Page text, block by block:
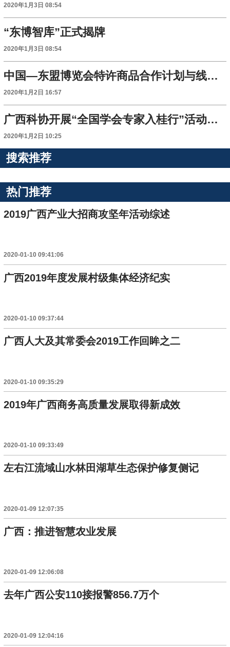
2020年1月3日 08:54
“东博智库”正式揭牌
2020年1月3日 08:54
中国—东盟博览会特许商品合作计划与线上官方店启动运营
2020年1月2日 16:57
广西科协开展“全国学会专家入桂行”活动综述
2020年1月2日 10:25
搜索推荐
热门推荐
2019广西产业大招商攻坚年活动综述
2020-01-10 09:41:06
广西2019年度发展村级集体经济纪实
2020-01-10 09:37:44
广西人大及其常委会2019工作回眸之二
2020-01-10 09:35:29
2019年广西商务高质量发展取得新成效
2020-01-10 09:33:49
左右江流域山水林田湖草生态保护修复侧记
2020-01-09 12:07:35
广西：推进智慧农业发展
2020-01-09 12:06:08
去年广西公安110接报警856.7万个
2020-01-09 12:04:16